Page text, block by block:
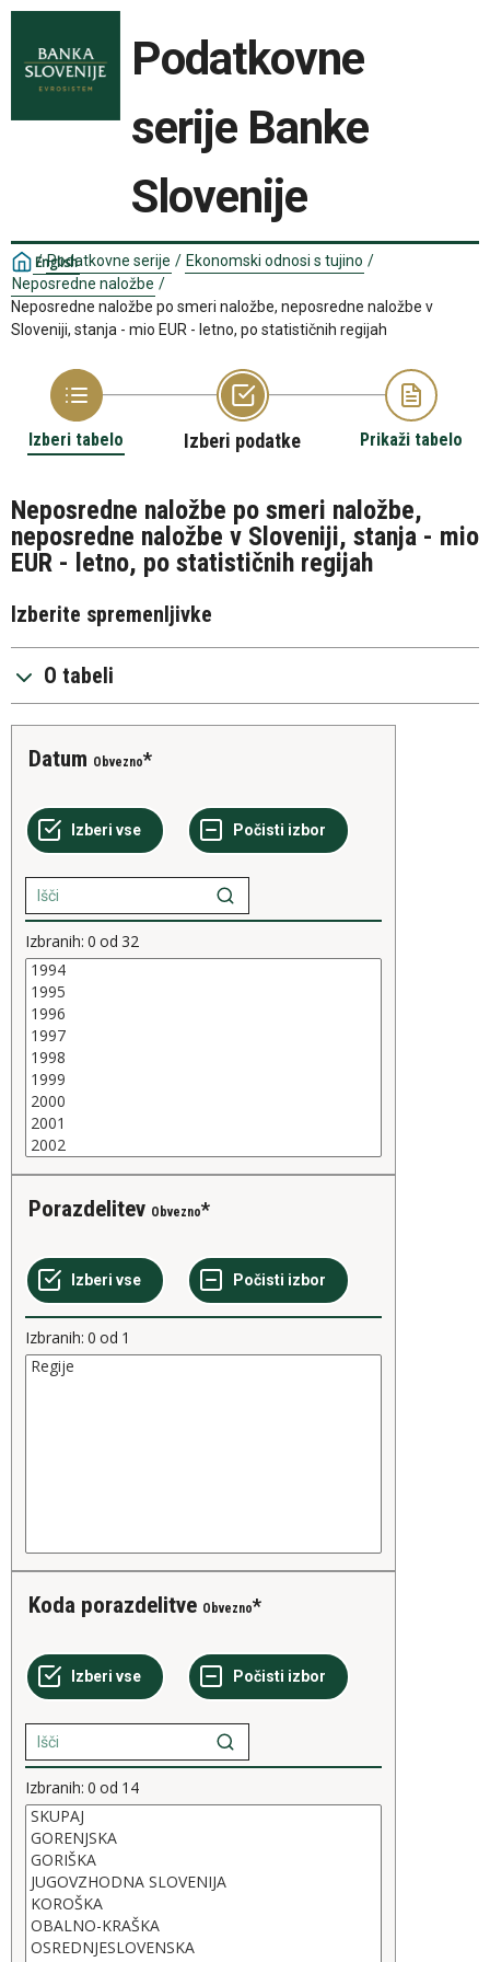
Podatkovne
serije Banke
Slovenije
English
/ Podatkovne serije / Ekonomski odnosi s tujino /
Neposredne naložbe /
Neposredne naložbe po smeri naložbe, neposredne naložbe v
Sloveniji, stanja - mio EUR - letno, po statističnih regijah
Izberi tabelo Izberi podatke Prikaži tabelo
Neposredne naložbe po smeri naložbe,
neposredne naložbe v Sloveniji, stanja - mio
EUR - letno, po statističnih regijah
Izberite spremenljivke
O tabeli
Datum Obvezno
Izbranih: 0 od 32
Porazdelitev Obvezno
Izbranih: 0 od 1
Koda porazdelitve Obvezno
Izbranih: 0 od 14